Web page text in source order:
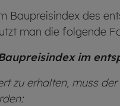
Baupreisindex des
man die folgende
im
zu erhalten, muss